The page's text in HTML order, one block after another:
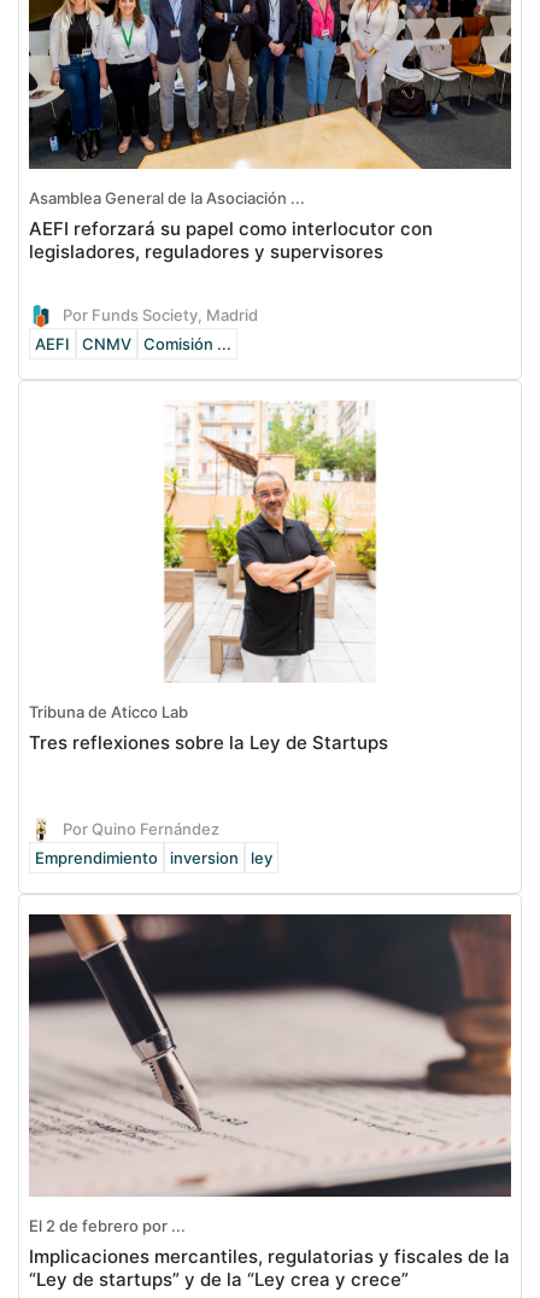
Asamblea General de la Asociación ...
AEFI reforzará su papel como interlocutor con
legisladores, reguladores y supervisores
Por Funds Society, Madrid
AEFI
CNMV Comisión ...
Tribuna de Aticco Lab
Tres reflexiones sobre la Ley de Startups
Por Quino Fernández
Emprendimiento
inversion ley
El 2 de febrero por ...
Implicaciones mercantiles, regulatorias y fiscales de la
“Ley de startups” y de la “Ley crea y crece”